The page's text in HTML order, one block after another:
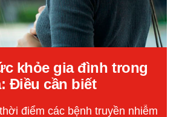
khỏe gia đình trong
Điều cần biết
điểm các bệnh truyền nhiễm